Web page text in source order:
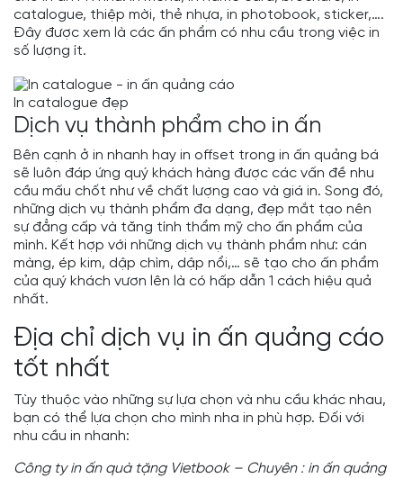
catalogue, thiệp mời, thẻ nhựa, in photobook, sticker,….
Đây được xem là các ấn phẩm có nhu cầu trong việc in
số lượng ít.
In catalogue đẹp
Dịch vụ thành phẩm cho in ấn
Bên cạnh ở in nhanh hay in offset trong in ấn quảng bá
sẽ luôn đáp ứng quý khách hàng được các vấn đề nhu
cầu mấu chốt như về chất lượng cao và giá in. Song đó,
những dịch vụ thành phẩm đa dạng, đẹp mắt tạo nên
sự đẳng cấp và tăng tính thẩm mỹ cho ấn phẩm của
mình. Kết hợp với những dịch vụ thành phẩm như: cán
màng, ép kim, dập chìm, dập nổi,… sẽ tạo cho ấn phẩm
của quý khách vươn lên là có hấp dẫn 1 cách hiệu quả
nhất.
Địa chỉ dịch vụ in ấn quảng cáo
tốt nhất
Tùy thuộc vào những sự lựa chọn và nhu cầu khác nhau,
bạn có thể lựa chọn cho mình nha in phù hợp. Đối với
nhu cầu in nhanh:
Công ty in ấn quà tặng Vietbook – Chuyên : in ấn quảng